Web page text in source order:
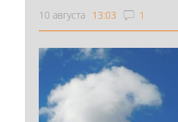
10 августа 13:03 1